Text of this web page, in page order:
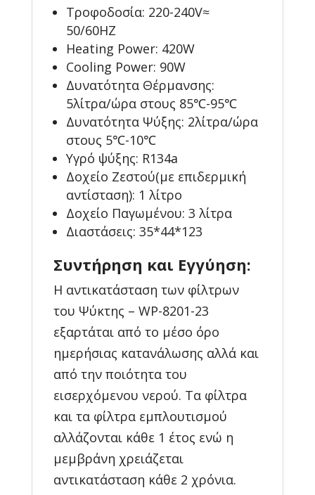
Τροφοδοσία: 220-240V≈
50/60HZ
Heating Power: 420W
Cooling Power: 90W
Δυνατότητα Θέρμανσης:
5λίτρα/ώρα στους 85℃-95℃
Δυνατότητα Ψύξης: 2λίτρα/ώρα
στους 5℃-10℃
Υγρό ψύξης: R134a
Δοχείο Ζεστού(με επιδερμική
αντίσταση): 1 λίτρο
Δοχείο Παγωμένου: 3 λίτρα
Διαστάσεις: 35*44*123
Συντήρηση και Εγγύηση:
Η αντικατάσταση των φίλτρων
του Ψύκτης – WP-8201-23
εξαρτάται από το μέσο όρο
ημερήσιας κατανάλωσης αλλά και
από την ποιότητα του
εισερχόμενου νερού. Τα φίλτρα
και τα φίλτρα εμπλουτισμού
αλλάζονται κάθε 1 έτος ενώ η
μεμβράνη χρειάζεται
αντικατάσταση κάθε 2 χρόνια.